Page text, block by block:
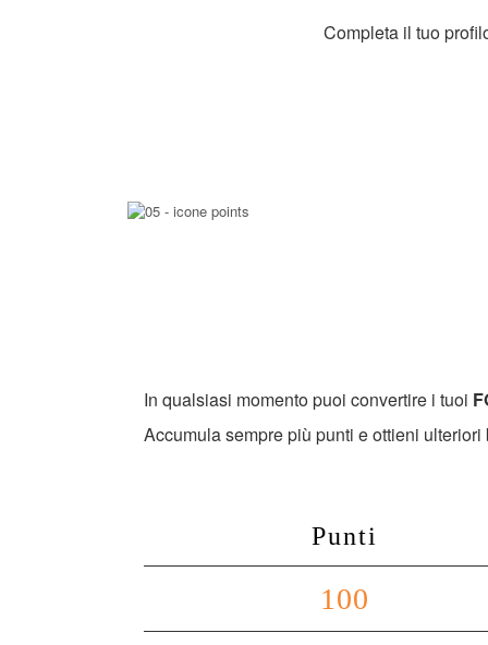
Completa il tuo
In qualsiasi momento puoi convertire i tuoi
Accumula sempre più punti e ottieni ulteriori
Punti
100